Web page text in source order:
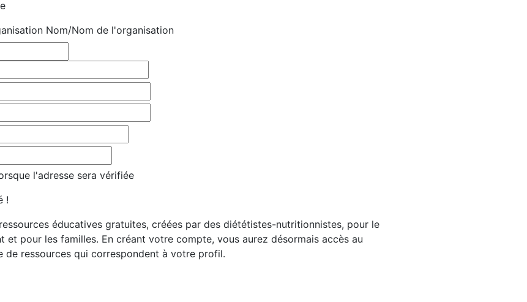
Nom/Nom de l'organisation
l'adresse sera vérifiée
!
éducatives gratuites, créées par des diététistes-nutritionnistes, pour le
et pour les familles. En créant votre compte, vous aurez désormais accès au
de ressources qui correspondent à votre profil.